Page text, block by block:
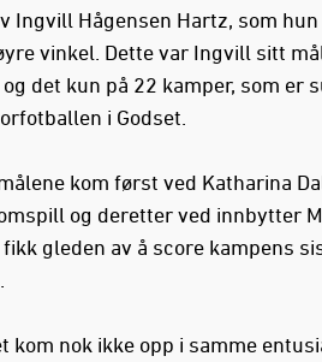
Ingvill Hågensen Hartz, som
vinkel. Dette var Ingvill sitt mål
det kun på 22 kamper, som er
i Godset.
kom først ved Katharina
og deretter ved innbytter
gleden av å score kampens
kom nok ikke opp i samme